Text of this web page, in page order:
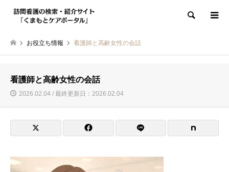
検索
お役立ち情報 看護師と高齢女性の会話
看護師と高齢女性の会話
2026.02.04 / 最終更新日：2026.02.04